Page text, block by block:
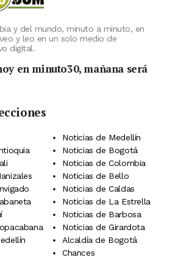
y del mundo, minuto a minuto, en
y leo en un solo medio de
digital.
en minuto30, mañana será
Noticias de Medellín
Noticias de Bogotá
Noticias de Colombia
Noticias de Bello
Noticias de Caldas
Noticias de La Estrella
Noticias de Barbosa
Noticias de Girardota
Alcaldía de Bogotá
Chances